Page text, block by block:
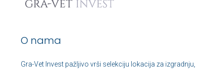
O nama
Gra-Vet Invest pažljivo vrši selekciju lokacija za izgradnju,